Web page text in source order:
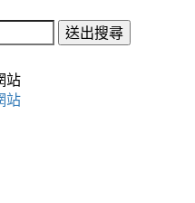
送出搜尋
站
站